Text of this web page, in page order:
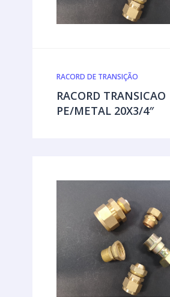
RACORD DE TRANSIÇÃO
RACORD TRANSICAO
PE/METAL 20X3/4″